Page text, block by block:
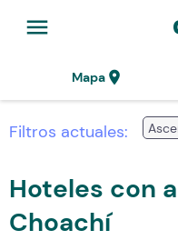
menu
Mapalocation_on
Filtros actuales:
Hoteles con
Choachí